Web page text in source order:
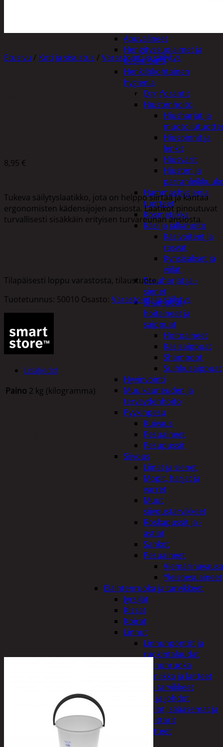
Apuvälineet
Hengityssuojaimet ja
desinfiointi
Henkilökohtainen
hygienia
Deodorantit
Hiustenhoito
Hiusharjat ja
Hiuspinnit ja
lenkit
Hiusvärit
Hiusten ja
Hammashygienia
tuotteet
Kosmetiikka
Käsi ja jalkahoito
Käsivoiteet ja
rasvat
Kynsisakset ja
viilat
Pesuharjat ja -
sienet
Shampoot,
hoitaineet ja
saippuat
Hoitoaineet
Käsisaippuat
Shampoot
Suihkusaippuat
Hyvinvointi
Muu kauneuden ja
terveydenhoito
Pyykinpesu
Kuivaus
Pesuaineet
Pesupussit
Siivous
Liinat ja sienet
Mopit, harjat ja
varret
Muut
siivoustarvikkeet
Roskapussit ja -
astiat
Sankot
Pesuaineet
Yleispesuaineet
Eläintenruoka ja tarvikkeet
Jyrsijät
Kissat
Koirat
Linnut
Linnunpöntöt ja
ruokintalaudat
Linnunruoka
Kodin elektroniikka ja laitteet
Imurit ja tarvikkeet
Kaapelit ja johdot
Kelloradiot, sääasemat ja
lämpömittarit
Oheislaitteet
Etusivu / Koti ja sisustus / Varastointi ja säilytys
SMARTSTORE BASIC LAATIKKO 30L
8,95 €
Tukeva säilytyslaatikko, jota on helppo siirtää ja kantaa
ergonomisten kädensijojen ansiosta. Laatikot pinoutuvat
turvallisesti sisäkkäin erityisen turvareunan ansiosta.
Tilapäisesti loppu varastosta, tilaustuote.
Tuotetunnus: 50010 Osasto: Varastointi ja säilytys
Lisätiedot
Paino 2 kg (kilogramma)